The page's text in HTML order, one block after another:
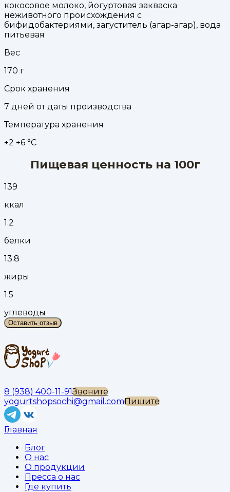
кокосовое молоко, йогуртовая закваска
неживотного происхождения с
бифидобактериями, загуститель (агар-агар), вода
питьевая
Вес
170 г
Срок хранения
7 дней от даты производства
Температура хранения
+2 +6 °С
Пищевая ценность на 100г
139
ккал
1.2
белки
13.8
жиры
1.5
углеводы
Оставить отзыв
8 (938) 400-11-91Звоните
yogurtshopsochi@gmail.comПишите
Главная
Блог
О нас
О продукции
Пресса о нас
Где купить